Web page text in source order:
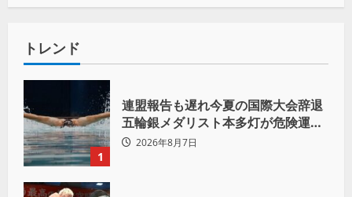
トレンド
1
連盟報告も遅れ今夏の国際大会辞退
五輪銀メダリスト本多灯が危険運転
致傷で起訴
2026年8月7日